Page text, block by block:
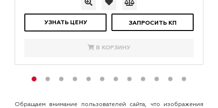
УЗНАТЬ ЦЕНУ ЗАПРОСИТЬ КП
В КОРЗИНУ
Обращаем внимание пользователей сайта, что изображения